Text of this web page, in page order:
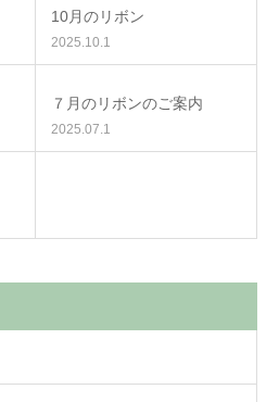
10月のリボン
2025.10.1
７月のリボンのご案内
2025.07.1